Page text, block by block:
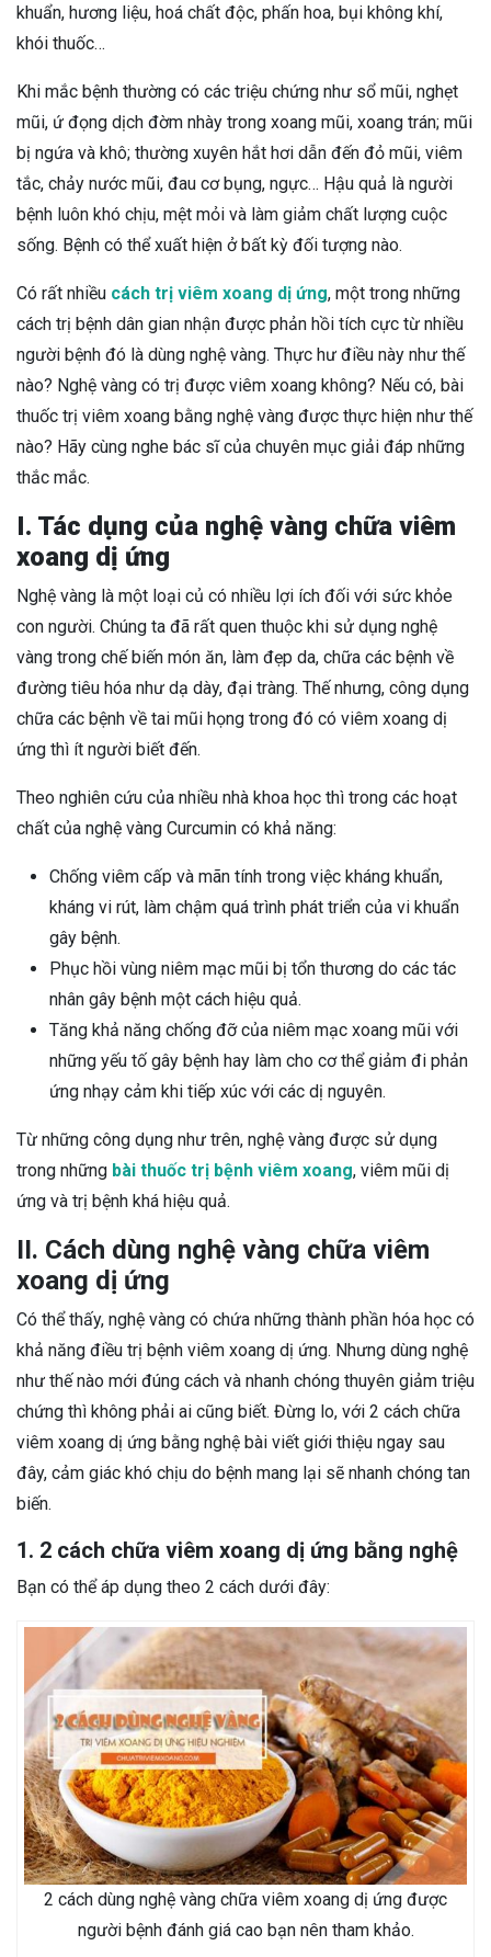
khuẩn, hương liệu, hoá chất độc, phấn hoa, bụi không khí,
khói thuốc…
Khi mắc bệnh thường có các triệu chứng như sổ mũi, nghẹt
mũi, ứ đọng dịch đờm nhày trong xoang mũi, xoang trán; mũi
bị ngứa và khô; thường xuyên hắt hơi dẫn đến đỏ mũi, viêm
tắc, chảy nước mũi, đau cơ bụng, ngực… Hậu quả là người
bệnh luôn khó chịu, mệt mỏi và làm giảm chất lượng cuộc
sống. Bệnh có thể xuất hiện ở bất kỳ đối tượng nào.
Có rất nhiều cách trị viêm xoang dị ứng, một trong những
cách trị bệnh dân gian nhận được phản hồi tích cực từ nhiều
người bệnh đó là dùng nghệ vàng. Thực hư điều này như thế
nào? Nghệ vàng có trị được viêm xoang không? Nếu có, bài
thuốc trị viêm xoang bằng nghệ vàng được thực hiện như thế
nào? Hãy cùng nghe bác sĩ của chuyên mục giải đáp những
thắc mắc.
I. Tác dụng của nghệ vàng chữa viêm
xoang dị ứng
Nghệ vàng là một loại củ có nhiều lợi ích đối với sức khỏe
con người. Chúng ta đã rất quen thuộc khi sử dụng nghệ
vàng trong chế biến món ăn, làm đẹp da, chữa các bệnh về
đường tiêu hóa như dạ dày, đại tràng. Thế nhưng, công dụng
chữa các bệnh về tai mũi họng trong đó có viêm xoang dị
ứng thì ít người biết đến.
Theo nghiên cứu của nhiều nhà khoa học thì trong các hoạt
chất của nghệ vàng Curcumin có khả năng:
Chống viêm cấp và mãn tính trong việc kháng khuẩn,
kháng vi rút, làm chậm quá trình phát triển của vi khuẩn
gây bệnh.
Phục hồi vùng niêm mạc mũi bị tổn thương do các tác
nhân gây bệnh một cách hiệu quả.
Tăng khả năng chống đỡ của niêm mạc xoang mũi với
những yếu tố gây bệnh hay làm cho cơ thể giảm đi phản
ứng nhạy cảm khi tiếp xúc với các dị nguyên.
Từ những công dụng như trên, nghệ vàng được sử dụng
trong những bài thuốc trị bệnh viêm xoang, viêm mũi dị
ứng và trị bệnh khá hiệu quả.
II. Cách dùng nghệ vàng chữa viêm
xoang dị ứng
Có thể thấy, nghệ vàng có chứa những thành phần hóa học có
khả năng điều trị bệnh viêm xoang dị ứng. Nhưng dùng nghệ
như thế nào mới đúng cách và nhanh chóng thuyên giảm triệu
chứng thì không phải ai cũng biết. Đừng lo, với 2 cách chữa
viêm xoang dị ứng bằng nghệ bài viết giới thiệu ngay sau
đây, cảm giác khó chịu do bệnh mang lại sẽ nhanh chóng tan
biến.
1. 2 cách chữa viêm xoang dị ứng bằng nghệ
Bạn có thể áp dụng theo 2 cách dưới đây:
2 cách dùng nghệ vàng chữa viêm xoang dị ứng được
người bệnh đánh giá cao bạn nên tham khảo.